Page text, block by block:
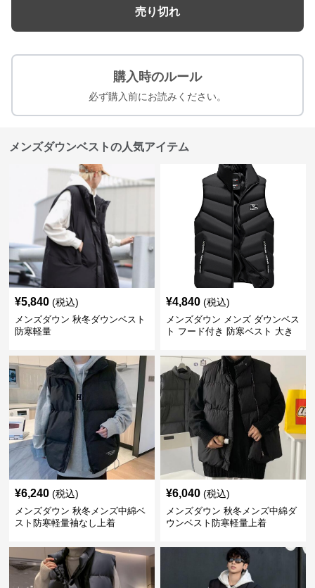
売り切れ
購入時のルール
必ず購入前にお読みください。
メンズダウンベストの人気アイテム
¥5,840 (税込)
メンズダウン 秋冬ダウンベスト
防寒軽量
¥4,840 (税込)
メンズダウン メンズ ダウンベス
ト フード付き 防寒ベスト 大き
¥6,240 (税込)
メンズダウン 秋冬メンズ中綿ベ
スト防寒軽量袖なし上着
¥6,040 (税込)
メンズダウン 秋冬メンズ中綿ダ
ウンベスト防寒軽量上着